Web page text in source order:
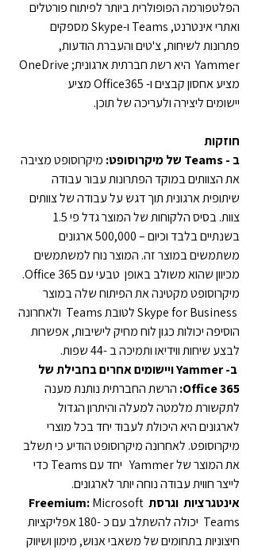
הפלטפורמה הפופולרית ביותר לפיתוח פורטלים
ואתרי אינטרנט, Teams ו-Skype מספקים
פתרונות לשיחות, צ'טים והעברת הודעות,
מציע אחסון קבצים ו- Office365 מציע
יישומים ליצירה ולעריכה של תוכן.
חוזקות
ב - Teams של מיקרוסופט:
מיקרוסופט מציבה
את הצוותים במוקד הפתרונות עבור עבודה
שיתופית ארגונית תוך דגש על עבודה של צוותים
בשנתיים בלבד וכיום – 500,000 ארגונים
משתמשים במוצר זה. המוצר נוח למשתמשים
מכיוון שהוא משולב באופן  טבעי עם Office 365.
מיקרוסופט מקטינה את הפיתוח שלה במוצר
Skype for Business לטובת Teams  ולאחרונה
הוסיפה יכולות כגון לוח מחיק לישיבות, אפשרות
לבצע שיחות ווידיאו ותמיכה ב -44 שפות.
ב- Yammer ויישומים אחרים בחבילת של
Office 365: הרשת החברתית נותנת מענה
לתקשורת מלמטה למעלה והיתרון הגדול
לארגונים היא היכולת לעבוד יחד בכל מוצרי
מיקרוסופט. לאחרונה מיקרוסופט הודיע כי תשלב
את המוצר של Yammer   יחד עם Teams כדי
לייצר חווית עבודה נוחה יותר לארגונים.
אינטגרציות  וגרסת
Freemium: Microsoft
Teams  יכולה להשתלב עם כ -180 אפליקציות
חיצוניות בתחומים של משאבי אנוש, מימון ושיווק